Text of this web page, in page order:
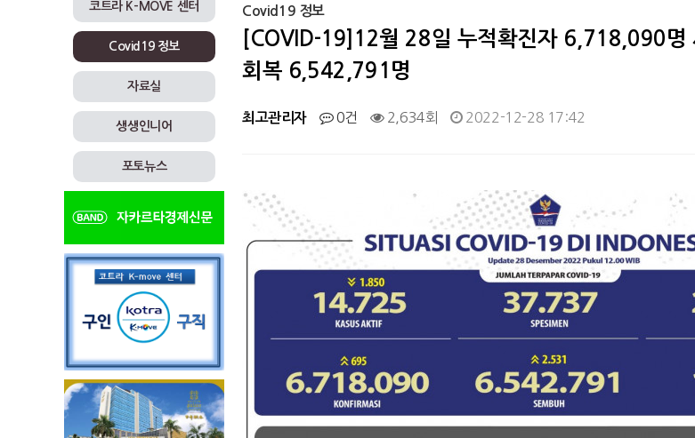
코트라 K-MOVE 센터
Covid19 정보
자료실
생생인니어
포토뉴스
Covid19 정보
[COVID-19]12월 28일 누적확진자 6,718,090
회복 6,542,791명
최고관리자 0건 2,634회 2022-12-28 17:42